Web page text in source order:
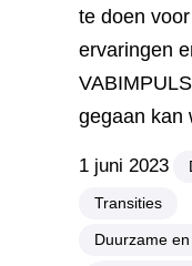
te doen
ervaringen
gegaan kan
1 juni 2023
Transities
Duurzame